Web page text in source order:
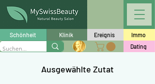
Schönheit Klinik Ereignis
Immo
Dating
Ausgewählte Zutat